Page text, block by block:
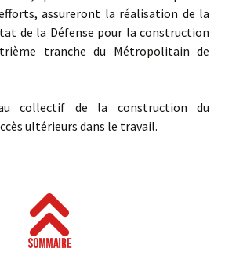
assureront la réalisation de la
de la Défense pour la construction
tranche du Métropolitain de
de la construction du
ultérieurs dans le travail.